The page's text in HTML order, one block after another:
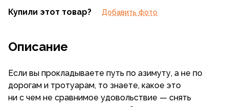
Купили этот товар? Добавить фото
Описание
Если вы прокладываете путь по азимуту, а не по
дорогам и тротуарам, то знаете, какое это
ни с чем не сравнимое удовольствие — снять